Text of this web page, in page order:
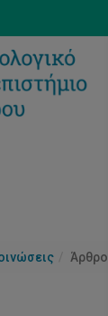
Άρθρο